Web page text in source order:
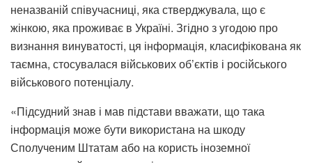
неназваній співучасниці, яка стверджувала, що є
жінкою, яка проживає в Україні. Згідно з угодою про
визнання винуватості, ця інформація, класифікована як
таємна, стосувалася військових об’єктів і російського
військового потенціалу.
«Підсудний знав і мав підстави вважати, що така
інформація може бути використана на шкоду
Сполученим Штатам або на користь іноземної